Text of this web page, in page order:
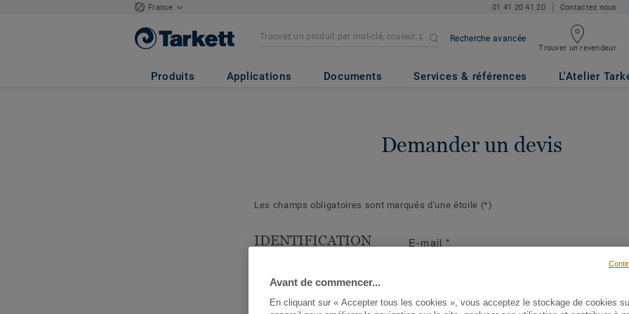
France 01 41 20 41 20 Contactez nous
Recherche avancée
Trouver un revendeur
Produits Applications Documents Services & références L'Atelier
Demander un devis
Les champs obligatoires sont marqués d'une étoile (*)
IDENTIFICATION
Les questions suivantes
cerner votre demande et d'y
E-mail *
Avant de commencer...
En cliquant sur « Accepter tous les cookies », vous acceptez le stockage de cookies